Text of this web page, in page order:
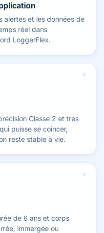
alertes et les données de
réel dans
LoggerFlex.
Classe 2 et très
puisse se coincer,
reste stable à vie.
de 6 ans et corps
immergée ou